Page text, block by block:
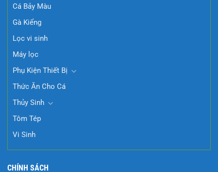
Cá Bảy Màu
Gà Kiểng
Lọc vi sinh
Máy lọc
Phụ Kiện Thiết Bị
Thức Ăn Cho Cá
Thủy Sinh
Tôm Tép
Vi Sinh
CHÍNH SÁCH